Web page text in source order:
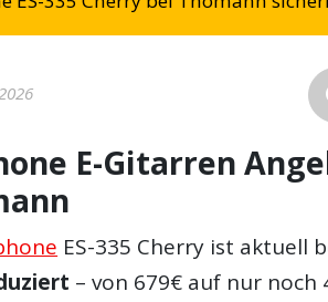
E-Gitarren
ES-335 Cherry ist aktuell
– von 679€ auf nur noch